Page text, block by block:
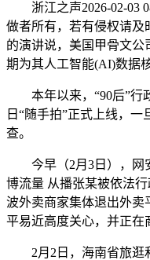
浙江之声2026-02-03
做者所有，若有侵权请及
的演讲说，美国甲骨文公
期为其人工智能(AI)数据
本年以来，“90后”行
日“随手拍”正式上线，
查。
今早（2月3日），网
博流量 从播张某被依法
波外卖商家集体退出外卖
平易近高度关心，并正在
2月2日，海南省旅逛